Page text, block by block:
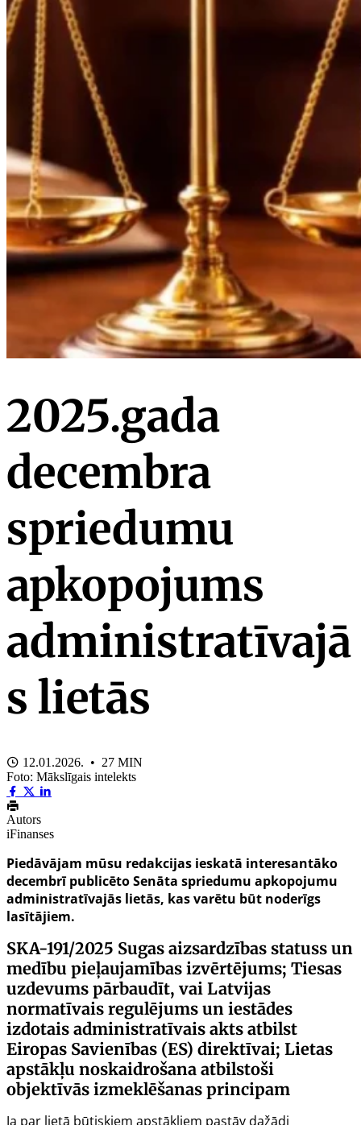
2025.gada
decembra
spriedumu
apkopojums
administratīvajā
s lietās
12.01.2026. • 27 MIN
Foto: Mākslīgais intelekts
Autors
iFinanses
Piedāvājam mūsu redakcijas ieskatā interesantāko
decembrī publicēto Senāta spriedumu apkopojumu
administratīvajās lietās, kas varētu būt noderīgs
lasītājiem.
SKA-191/2025 Sugas aizsardzības statuss un
medību pieļaujamības izvērtējums; Tiesas
uzdevums pārbaudīt, vai Latvijas
normatīvais regulējums un iestādes
izdotais administratīvais akts atbilst
Eiropas Savienības (ES) direktīvai; Lietas
apstākļu noskaidrošana atbilstoši
objektīvās izmeklēšanas principam
Ja par lietā būtiskiem apstākļiem pastāv dažādi